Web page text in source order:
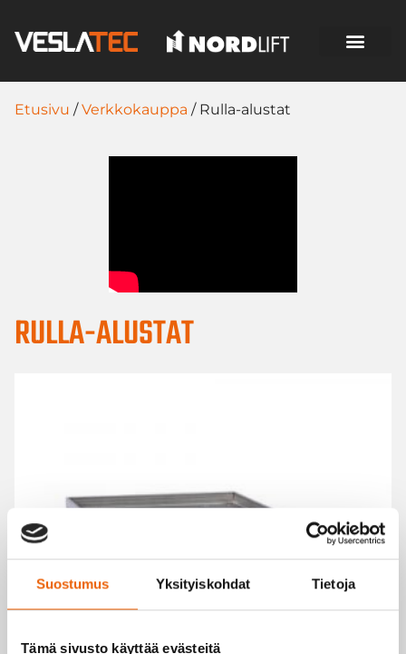
Suostumus Yksityiskohdat Tietoja
Tämä sivusto käyttää evästeitä
Etusivu /Verkkokauppa / Rulla-alustat
RULLA-ALUSTAT